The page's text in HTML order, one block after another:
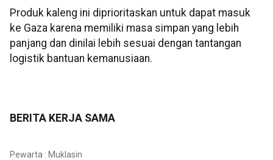
Produk kaleng ini diprioritaskan untuk dapat masuk
ke Gaza karena memiliki masa simpan yang lebih
panjang dan dinilai lebih sesuai dengan tantangan
logistik bantuan kemanusiaan.
BERITA KERJA SAMA
Pewarta : Muklasin